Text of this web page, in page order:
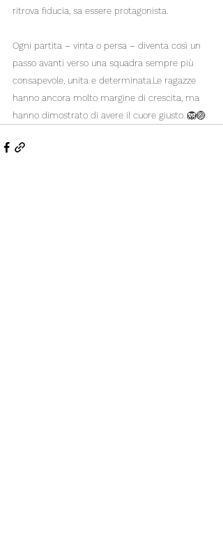
ritrova fiducia, sa essere protagonista.
Ogni partita – vinta o persa – diventa così un
passo avanti verso una squadra sempre più
consapevole, unita e determinata.Le ragazze
hanno ancora molto margine di crescita, ma
hanno dimostrato di avere il cuore giusto. 🦁🏐